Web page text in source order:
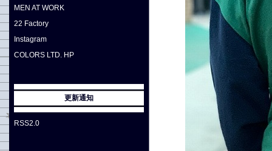
MEN AT WORK
22 Factory
Instagram
COLORS LTD. HP
更新通知
RSS2.0